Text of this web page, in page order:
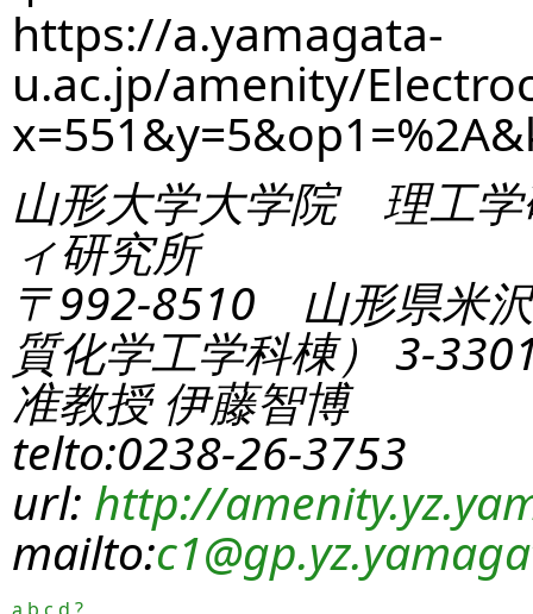
https://a.yamagata-
u.ac.jp/amenity/
山形大学大学院 理工学
ィ研究所
〒992-8510 山形県米
質化学工学科棟） 3-
准教授 伊藤智博
telto:0238-26-3753
url: http://
mailto:c1